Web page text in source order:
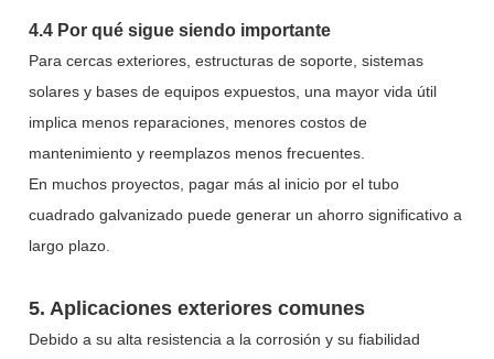
4.4 Por qué sigue siendo importante
Para cercas exteriores, estructuras de soporte, sistemas
solares y bases de equipos expuestos, una mayor vida útil
implica menos reparaciones, menores costos de
mantenimiento y reemplazos menos frecuentes.
En muchos proyectos, pagar más al inicio por el tubo
cuadrado galvanizado puede generar un ahorro significativo a
largo plazo.
5. Aplicaciones exteriores comunes
Debido a su alta resistencia a la corrosión y su fiabilidad